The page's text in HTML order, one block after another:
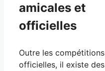
amicales et
officielles
Outre les compétitions
officielles, il existe des